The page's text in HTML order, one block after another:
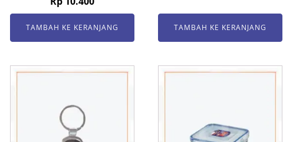
TAMBAH KE KERANJANG TAMBAH KE KERANJANG